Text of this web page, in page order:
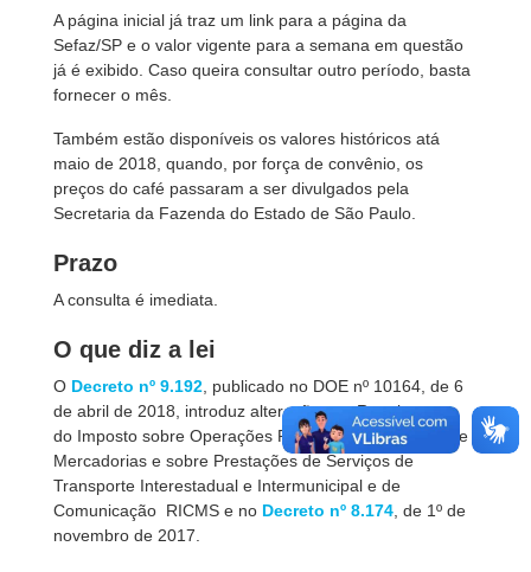
A página inicial já traz um link para a página da
Sefaz/SP e o valor vigente para a semana em questão
já é exibido. Caso queira consultar outro período, basta
fornecer o mês.
Também estão disponíveis os valores históricos atá
maio de 2018, quando, por força de convênio, os
preços do café passaram a ser divulgados pela
Secretaria da Fazenda do Estado de São Paulo.
Prazo
A consulta é imediata.
O que diz a lei
O Decreto nº 9.192 , publicado no DOE nº 10164, de 6
de abril de 2018, introduz alterações no Regulamento
do Imposto sobre Operações Relativas à Circulação de
Mercadorias e sobre Prestações de Serviços de
Transporte Interestadual e Intermunicipal e de
Comunicação  RICMS e no Decreto nº 8.174 , de 1º de
novembro de 2017.